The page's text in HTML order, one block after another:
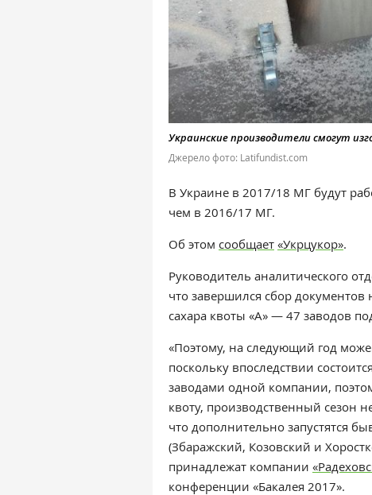
Украинские производители смогут
Джерело фото: Latifundist.com
В Украине в 2017/18 МГ будут
чем в 2016/17 МГ.
Об этом сообщает «Укрцукор».
Руководитель аналитического
что завершился сбор
сахара квоты «А» — 47 заводов
«Поэтому, на следующий год
поскольку впоследствии
заводами одной компании,
квоту, производственный сезон
что дополнительно запустятся
(Збаражский, Козовский и
принадлежат компании
конференции «Бакалея 2017».